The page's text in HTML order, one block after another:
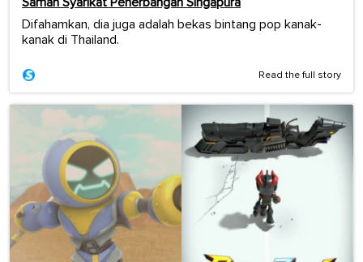
Saman Syarikat Penerbangan Singapura
Difahamkan, dia juga adalah bekas bintang pop kanak-
kanak di Thailand.
Read the full story